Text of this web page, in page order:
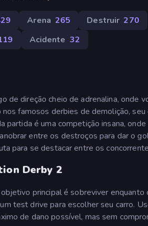
Arena 265 Destruir 270
Acidente 32
de direção cheio de adrenalina, onde
nos famosos derbies de demolição,
partida é uma competição insana,
entre os destroços para dar o
para se destacar entre os
Derby 2
principal é sobreviver
test drive para escolher seu carro.
de dano possível, mas sem